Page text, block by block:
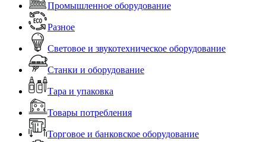
Промышленное оборудование
Разное
Световое и звукотехническое оборудование
Станки и оборудование
Тара и упаковка
Товары потребления
Торговое и банковское оборудование